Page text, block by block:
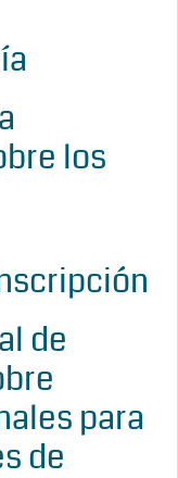
los
de
para
de